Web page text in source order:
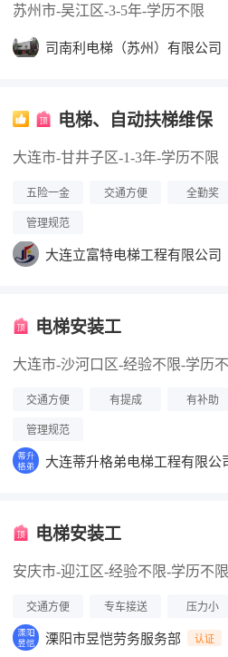
苏州市-吴江区-3-5年-学历不限
司南利电梯（苏州）有限公司
电梯、自动扶梯维保
大连市-甘井子区-1-3年-学历不限
五险一金 交通方便 全勤奖
管理规范
大连立富特电梯工程有限公司
电梯安装工
大连市-沙河口区-经验不限-学历
交通方便 有提成 有补助
管理规范
大连蒂升格弟电梯工程有限公
电梯安装工
安庆市-迎江区-经验不限-学历不限
交通方便 专车接送 压力小
溧阳市昱恺劳务服务部 认证